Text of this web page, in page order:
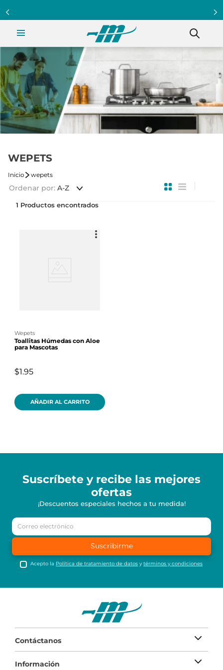
WEPETS
wepets
Ordenar por A-Z
1
wepets
Toallitas Húmedas con Aloe
para Mascotas
$1.95
AÑADIR AL CARRITO
Suscríbete y recibe las mejores
ofertas
¡Descuentos especiales hechos a tu medida!
Suscribirme
Acepto la Política de tratamiento de datos ytérminos y condiciones
Contáctanos
Información